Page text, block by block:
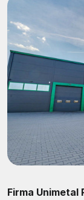
Firma Unimetal